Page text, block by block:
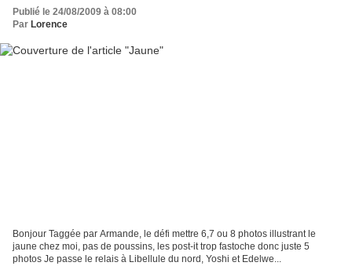
Publié le 24/08/2009 à 08:00
Par Lorence
Bonjour Taggée par Armande, le défi mettre 6,7 ou 8 photos illustrant le
jaune chez moi, pas de poussins, les post-it trop fastoche donc juste 5
photos Je passe le relais à Libellule du nord, Yoshi et Edelwe...